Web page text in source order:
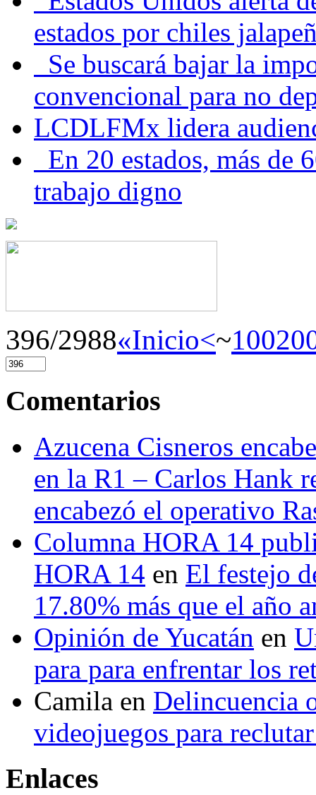
estados por chiles
Se buscará bajar la
convencional para no
LCDLFMx lidera
En 20 estados, más de
trabajo digno
396/2988«Inicio<~100
Comentarios
Azucena Cisneros
en la R1 – Carlos Hank
encabezó el operativo
Columna HORA 14
HORA 14 en El festejo
17.80% más que el año
Opinión de Yucatán en
para para enfrentar los
Camila en Delincuencia
videojuegos para
Enlaces